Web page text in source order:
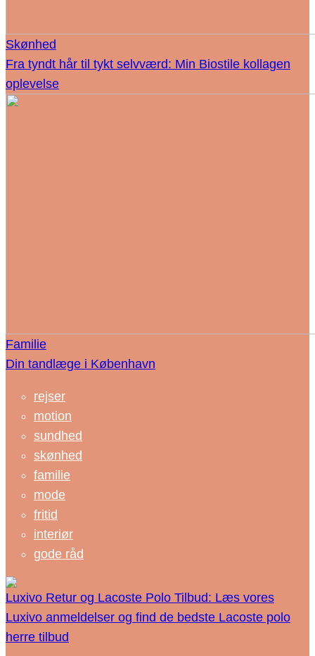
Skønhed
Fra tyndt hår til tykt selvværd: Min Biostile kollagen
oplevelse
Familie
Din tandlæge i København
rejser
motion
sundhed
skønhed
familie
mode
fritid
interiør
gode råd
Luxivo Retur og Lacoste Polo Tilbud: Læs vores
Luxivo anmeldelser og find de bedste Lacoste polo
herre tilbud